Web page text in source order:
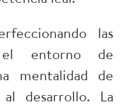
las
el entorno de
mentalidad de
desarrollo. La